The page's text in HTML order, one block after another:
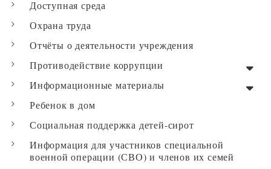
Доступная среда
Охрана труда
Отчёты о деятельности учреждения
Противодействие коррупции
Информационные материалы
Ребенок в дом
Социальная поддержка детей-сирот
Информация для участников специальной
военной операции (СВО) и членов их семей